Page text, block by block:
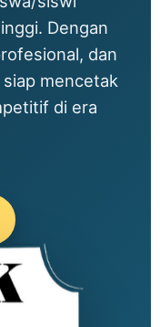
Dengan
dan
mencetak
di era